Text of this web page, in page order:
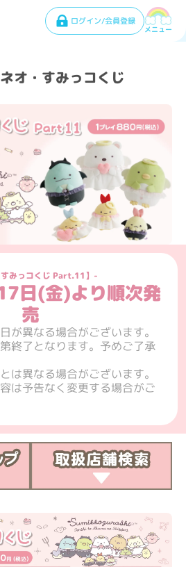
ログイン/会員登録
メニュー
オ・すみっコくじ
すみっコくじ Part.11】
日(金)より順次発
売
が異なる場合がございます。
終了となります。予めご了承
は異なる場合がございます。
は予告なく変更する場合がご